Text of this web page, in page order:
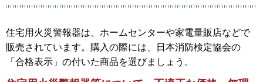
住宅用火災警報器は、ホームセンターや家電量販店などで
販売されています。購入の際には、日本消防検定協会の
「合格表示」の付いた商品を選びましょう。